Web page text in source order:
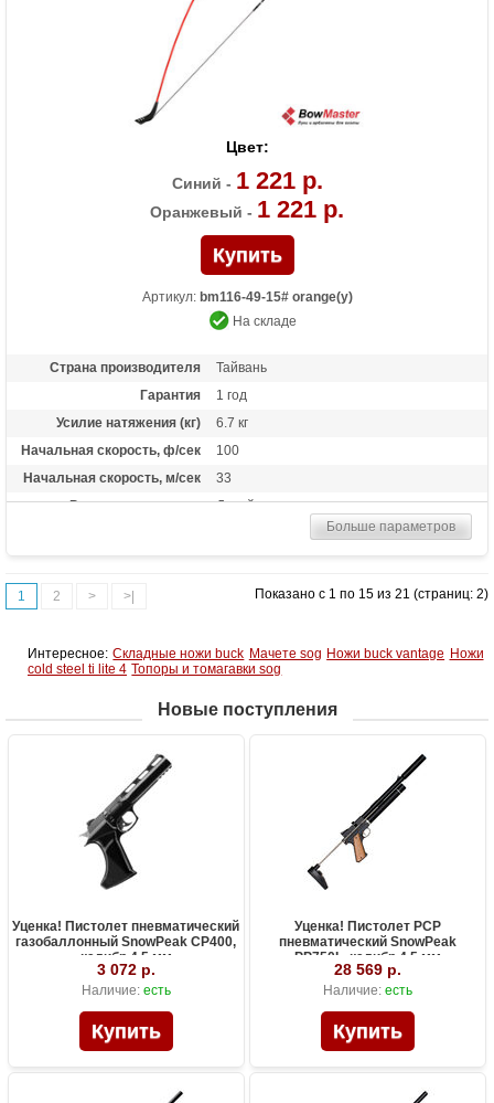
Цвет:
Синий - 1 221 р.
Оранжевый - 1 221 р.
Артикул: bm116-49-15# orange(у)
На складе
Страна производителя
Тайвань
Гарантия
1 год
Усилие натяжения (кг)
6.7 кг
Начальная скорость, ф/сек
100
Начальная скорость, м/сек
33
Рекомендуется для
Детей
Комплектация
Две фиберглассовые стрелы 28, крага,
Особенности
Подходит для детей от 5 лет
Больше параметров
1 2 > >| Показано с 1 по 15 из 21 (страниц: 2)
Интересное: Складные ножи buck Мачете sog Ножи buck vantage Ножи
cold steel ti lite 4 Топоры и томагавки sog
Новые поступления
Уценка! Пистолет пневматический
газобаллонный SnowPeak CP400,
калибр 4.5 мм
3 072 р.
Наличие: есть
Уценка! Пистолет PCP
пневматический SnowPeak
PP750L, калибр 4.5 мм
28 569 р.
Наличие: есть